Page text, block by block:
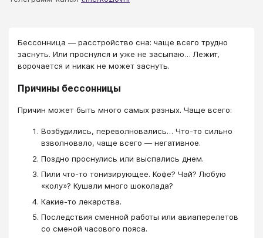
Бессонница — расстройство сна: чаще всего трудно
заснуть. Или проснулся и уже не засыпаю… Лежит,
ворочается и никак не может заснуть.
Причины бессонницы
Причин может быть много самых разных. Чаще всего:
Возбудились, переволновались… Что-то сильно
взволновало, чаще всего — негативное.
Поздно проснулись или выспались днем.
Пили что-то тонизирующее. Кофе? Чай? Любую
«колу»? Кушали много шоколада?
Какие-то лекарства.
Последствия сменной работы или авиаперелетов
со сменой часового пояса.